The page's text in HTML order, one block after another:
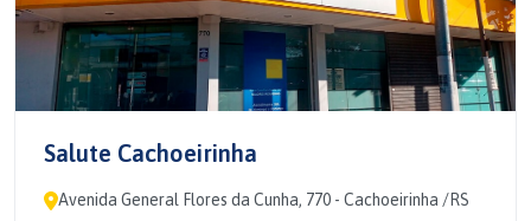
Salute Cachoeirinha
Avenida General Flores da Cunha, 770 - Cachoeirinha /RS